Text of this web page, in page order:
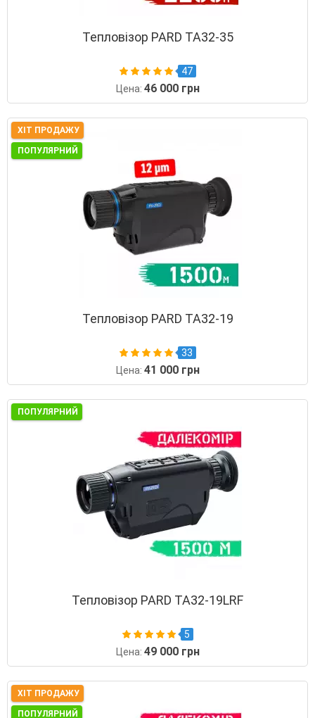
Тепловізор PARD TA32-35
47
Цена: 46 000 грн
ХІТ ПРОДАЖУ
ПОПУЛЯРНИЙ
Тепловізор PARD TA32-19
33
Цена: 41 000 грн
ПОПУЛЯРНИЙ
Тепловізор PARD TA32-19LRF
5
Цена: 49 000 грн
ХІТ ПРОДАЖУ
ПОПУЛЯРНИЙ